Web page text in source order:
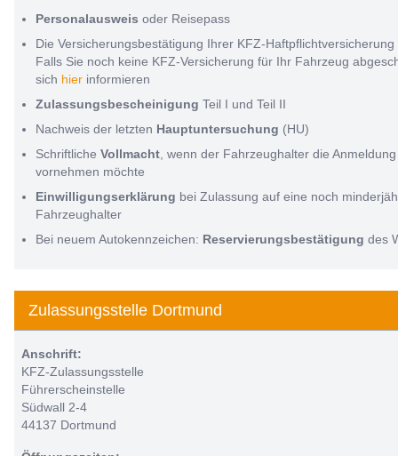
Personalausweis oder Reisepass
Die Versicherungsbestätigung Ihrer KFZ-
Falls Sie noch keine KFZ-Versicherung für Ihr Fahrzeug
sich hier informieren
Zulassungsbescheinigung Teil I und Teil II
Nachweis der letzten Hauptuntersuchung (HU)
Schriftliche Vollmacht , wenn der Fahrzeughalter die
vornehmen möchte
Einwilligungserklärung bei Zulassung auf eine noch
Fahrzeughalter
Bei neuem Autokennzeichen: Reservierungsbestätigung des
Zulassungsstelle Dortmund
Anschrift:
KFZ-Zulassungsstelle
Führerscheinstelle
Südwall 2-4
44137 Dortmund